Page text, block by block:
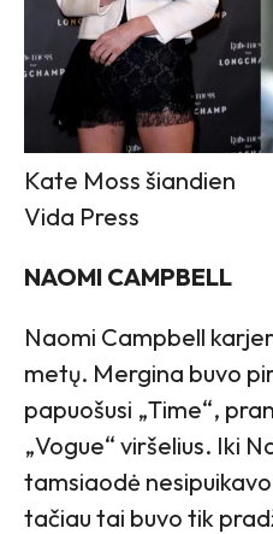
Kate Moss šiandien
Vida Press
NAOMI CAMPBELL
Naomi Campbell
metų. Mergina buvo
papuošusi „Time“,
„Vogue“ viršelius. Iki
tamsiaodė
tačiau tai buvo tik